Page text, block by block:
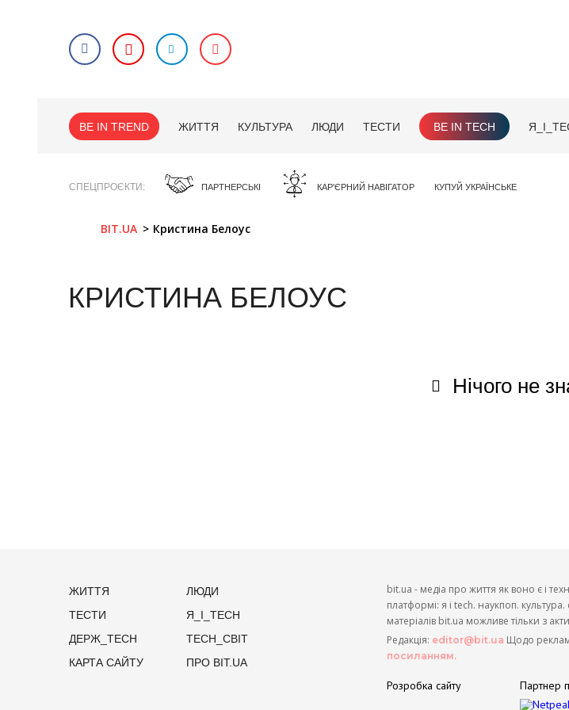
BE IN TREND ЖИТТЯ КУЛЬТУРА ЛЮДИ ТЕСТИ BE IN TECH
СПЕЦПРОЄКТИ ПАРТНЕРСЬКІ КАР'ЄРНИЙ НАВІГАТОР КУПУЙ УКРАЇНСЬКЕ
BIT.UA Кристина Белоус
КРИСТИНА БЕЛОУС
Нічого не
ЖИТТЯ
ЛЮДИ
ТЕСТИ
Я_І_TECH
ДЕРЖ_TECH
TECH_СВІТ
КАРТА САЙТУ
ПРО BIT.UA
bit.ua - медіа про життя як воно є і
платформі: я і tech. наукпоп.
матеріалів bit.ua можливе тільки з
Редакція: editor@bit.ua Щодо
посиланням.
Розробка сайту Партнер